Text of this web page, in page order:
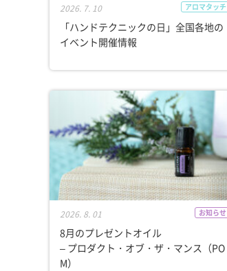
2026. 7. 10 アロマタッチ
「ハンドテクニックの日」全国各地の
イベント開催情報
2026. 8. 01 お知らせ
8月のプレゼントオイル
– プロダクト・オブ・ザ・マンス（PO
M）